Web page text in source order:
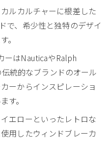
ルカルチャーに根差した
で、希少性と独特のデザイ
。
ーはNauticaやRalph
統的なブランドのオール
ーからインスピレーショ
す。
エローといったレトロな
用したウィンドブレーカ